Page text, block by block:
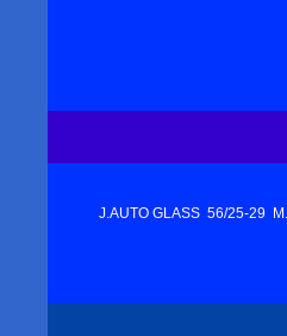
J.AUTO GLASS 56/25-29